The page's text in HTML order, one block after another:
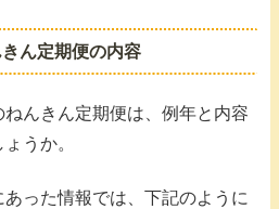
きん定期便の内容
んきん定期便は、例年と内容
うか。
った情報では、下記のように